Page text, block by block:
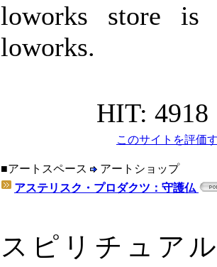
loworks store is
loworks.
HIT: 4918
このサイトを評価
■アートスペース
アートショップ
アステリスク・プロダクツ：守護仏
スピリチュア